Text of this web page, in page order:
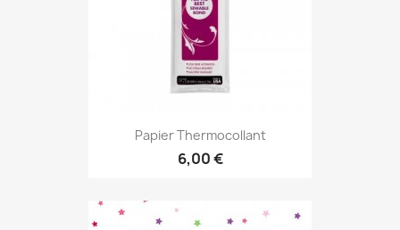
Papier Thermocollant
6,00 €